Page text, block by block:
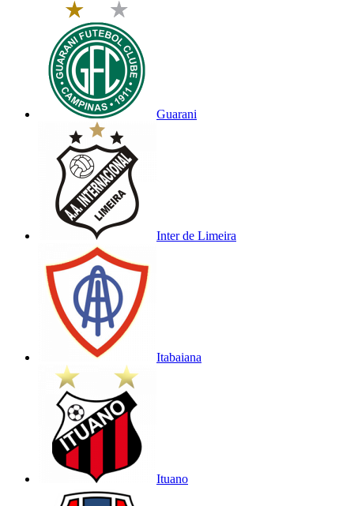
Guarani
Inter de Limeira
Itabaiana
Ituano